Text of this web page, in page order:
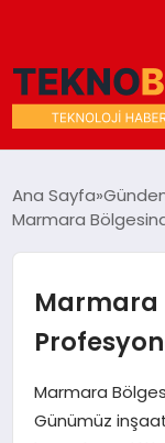
EĞITIM
EKONOMI
MAGAZIN
Ana Sayfa
Marmara
Marmara
Marmara
Günümüz